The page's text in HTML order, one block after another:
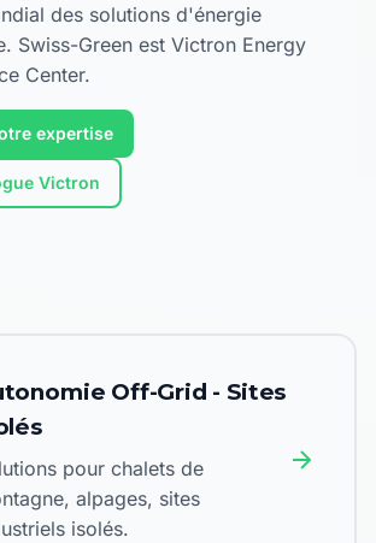
des solutions d'énergie
Swiss-Green est Victron Energy
Center.
expertise
Victron
Off-Grid - Sites
pour chalets de
alpages, sites
isolés.